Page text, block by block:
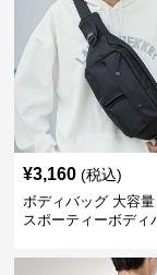
¥3,160 (税込)
ボディバッグ 大容量
スポーティーボディ